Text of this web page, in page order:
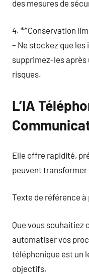
des mesures de
4. **Conservation
– Ne stockez que
supprimez-les après
risques.
L’IA
Elle offre rapidité,
peuvent transformer
Texte de référence à
Que vous
automatiser vos
téléphonique est un
objectifs.